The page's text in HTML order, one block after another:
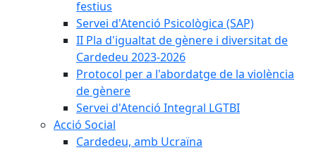
festius
Servei d'Atenció Psicològica (SAP)
II Pla d'igualtat de gènere i diversitat de
Cardedeu 2023-2026
Protocol per a l'abordatge de la violència
de gènere
Servei d'Atenció Integral LGTBI
Acció Social
Cardedeu, amb Ucraïna